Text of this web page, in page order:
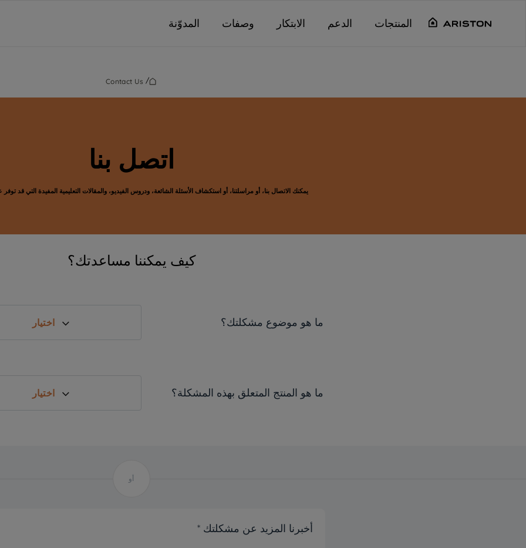
المنتجات الدعم الابتكار وصفات المدوّنة
/
Contact Us
اتصل بنا
يمكنك الاتصال بنا، أو مراسلتنا، أو استكشاف الأسئلة الشائعة، ودروس الفيديو، والمقالات التعليمية المفيدة التي قد
كيف يمكننا مساعدتك؟
ما هو موضوع مشكلتك؟ اختيار
ما هو المنتج المتعلق بهذه المشكلة؟ اختيار
أو
أخبرنا المزيد عن مشكلتك *